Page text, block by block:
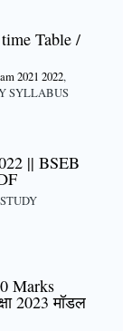
Table /
2021 2022,
SYLLABUS
|| BSEB
STUDY
Marks
2023 मॉडल